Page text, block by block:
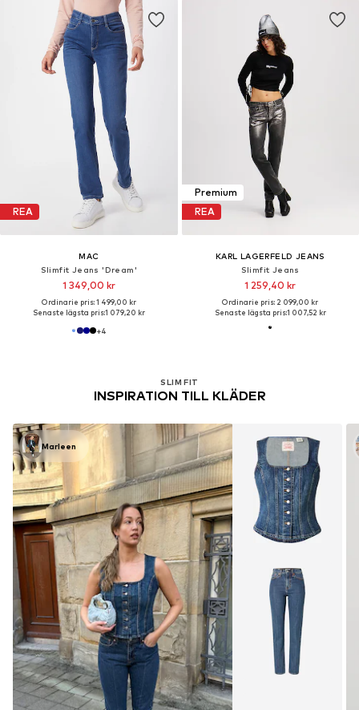
REA
MAC
Slimfit Jeans 'Dream'
1 349,00 kr
Ordinarie pris: 1 499,00 kr
Senaste lägsta pris:1 079,20 kr
+4
Premium
REA
KARL LAGERFELD JEANS
Slimfit Jeans
1 259,40 kr
Ordinarie pris: 2 099,00 kr
Senaste lägsta pris:1 007,52 kr
SLIM FIT
INSPIRATION TILL KLÄDER
Marleen